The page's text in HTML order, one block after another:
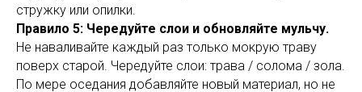
стружку или опилки.
Правило 5: Чередуйте слои и обновляйте мульчу.
Не наваливайте каждый раз только мокрую траву
поверх старой. Чередуйте слои: трава / солома / зола.
По мере оседания добавляйте новый материал, но не